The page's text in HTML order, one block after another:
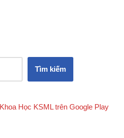
Tìm kiếm
Học KSML trên Google Play